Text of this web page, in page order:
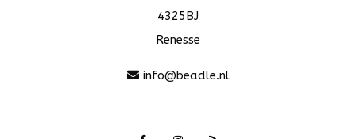
4325BJ
Renesse
info@beadle.nl